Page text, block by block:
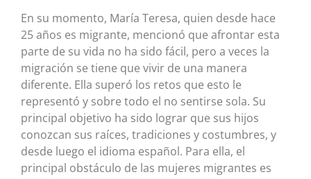
En su momento, María Teresa, quien desde hace
25 años es migrante, mencionó que afrontar esta
parte de su vida no ha sido fácil, pero a veces la
migración se tiene que vivir de una manera
diferente. Ella superó los retos que esto le
representó y sobre todo el no sentirse sola. Su
principal objetivo ha sido lograr que sus hijos
conozcan sus raíces, tradiciones y costumbres, y
desde luego el idioma español. Para ella, el
principal obstáculo de las mujeres migrantes es